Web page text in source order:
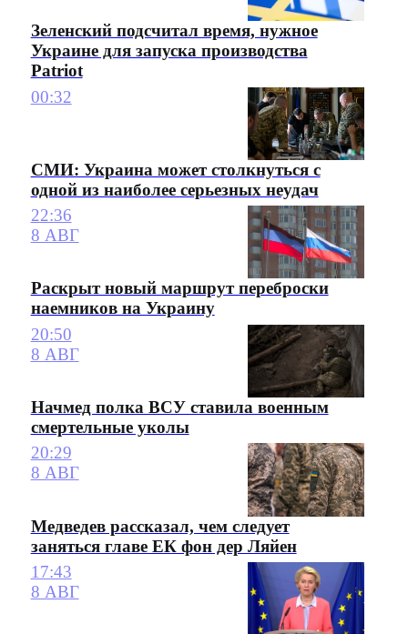
Зеленский подсчитал время, нужное
Украине для запуска производства
Patriot
00:32
СМИ: Украина может столкнуться с
одной из наиболее серьезных неудач
22:36
8 АВГ
Раскрыт новый маршрут переброски
наемников на Украину
20:50
8 АВГ
Начмед полка ВСУ ставила военным
смертельные уколы
20:29
8 АВГ
Медведев рассказал, чем следует
заняться главе ЕК фон дер Ляйен
17:43
8 АВГ